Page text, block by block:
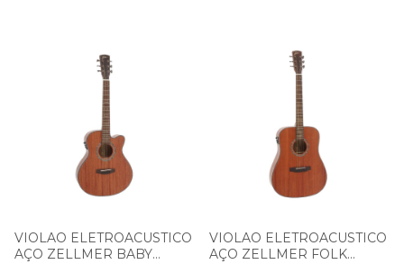
VIOLAO ELETROACUSTICO
AÇO ZELLMER BABY
VIOLAO ELETROACUSTICO
AÇO ZELLMER FOLK